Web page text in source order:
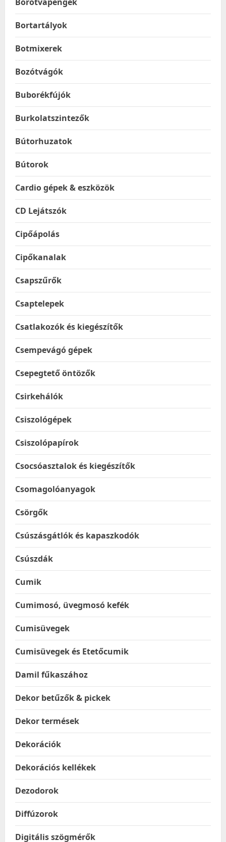
Bortartályok
Botmixerek
Bozótvágók
Buborékfújók
Burkolatszintezők
Bútorhuzatok
Bútorok
Cardio gépek & eszközök
CD Lejátszók
Cipőápolás
Cipőkanalak
Csapszűrők
Csaptelepek
Csatlakozók és kiegészítők
Csempevágó gépek
Csepegtető öntözők
Csirkehálók
Csiszológépek
Csiszolópapírok
Csocsóasztalok és kiegészítők
Csomagolóanyagok
Csörgők
Csúszásgátlók és kapaszkodók
Csúszdák
Cumik
Cumimosó, üvegmosó kefék
Cumisüvegek
Cumisüvegek és Etetőcumik
Damil fűkaszához
Dekor betűzők & pickek
Dekor termések
Dekorációk
Dekorációs kellékek
Dezodorok
Diffúzorok
Digitális szögmérők